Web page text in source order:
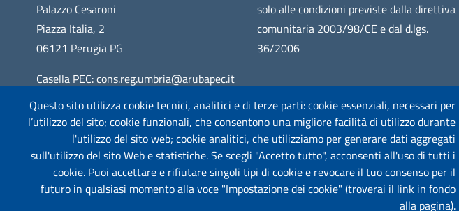
Palazzo Cesaroni
Piazza Italia, 2
06121 Perugia PG
Casella PEC:cons.reg.umbria@arubapec.it
Centralino: 075 5761
CF: 94065130547
solo alle condizioni previste dalla direttiva
comunitaria 2003/98/CE e dal d.lgs.
36/2006
Questo sito utilizza cookie tecnici, analitici e di terze parti: cookie essenziali, necessari per
l’utilizzo del sito; cookie funzionali, che consentono una migliore facilità di utilizzo durante
l'utilizzo del sito web; cookie analitici, che utilizziamo per generare dati aggregati
sull'utilizzo del sito Web e statistiche. Se scegli "Accetto tutto", acconsenti all'uso di tutti i
cookie. Puoi accettare e rifiutare singoli tipi di cookie e revocare il tuo consenso per il
futuro in qualsiasi momento alla voce "Impostazione dei cookie" (troverai il link in fondo
alla pagina).